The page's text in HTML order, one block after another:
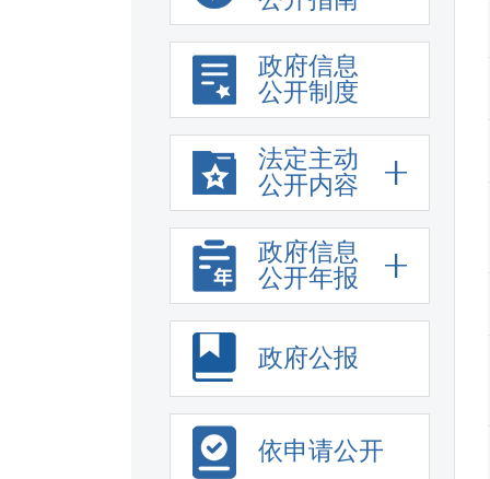
政府信息
公开制度
法定主动
公开内容
政府信息
公开年报
政府公报
依申请公开